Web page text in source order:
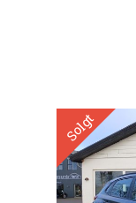
Solgt